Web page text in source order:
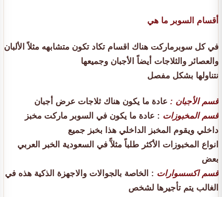
أقسام السوبر ما هي
في كل سوبرماركت هناك اقسام تكاد تكون متشابهه مثلاً الألبان
والعصائر والثلاجات أيضاً الأجبان وجميعها
نتناولها بشكل مفصل
قسم الأجبان : عادة ما يكون هناك ثلاجات عرض أجبان
قسم المخبوزات : عادة ما يكون في السوبر ماركت مخبز
داخلي ويقوم المخبز الداخلي هذا بخبز جميع
انواع المخبوزات الأكثر طلباً مثلآً في السعودية الخبر العربي
بعض
قسم اكسسوارات : الخاصة بالجوالات والاجهزة الذكية هذه في
الغالب يتم تأجيرها لشخص